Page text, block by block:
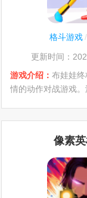
格斗游戏 /
更新时间：
游戏介绍：布娃娃
情的动作对战游戏
历一场场惊心动魄
利。穿梭于不同场
每一次致命的攻击
样的快感。
像素